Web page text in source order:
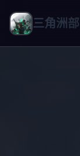
三角洲